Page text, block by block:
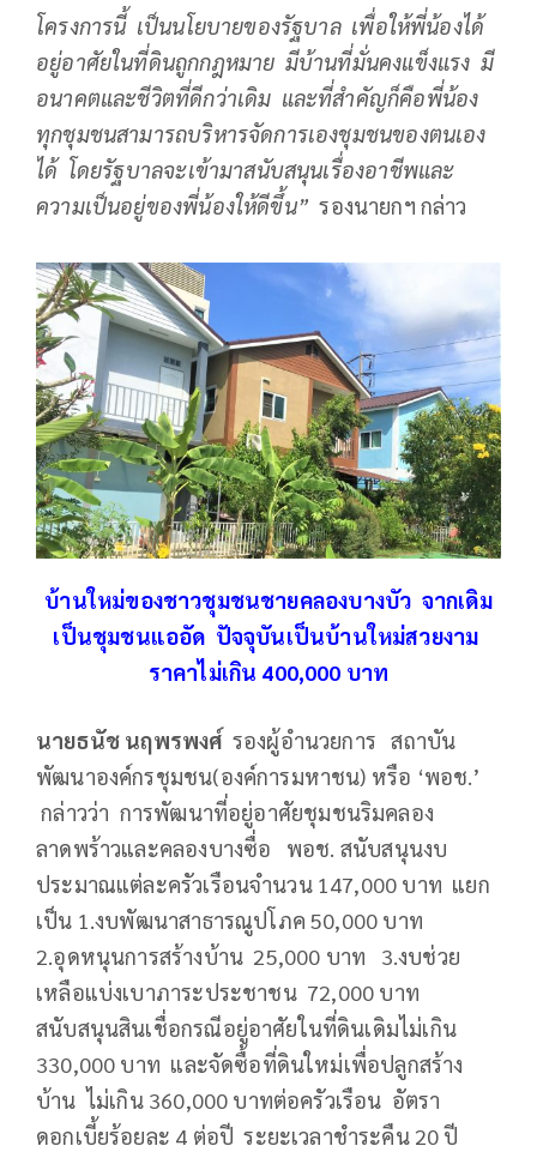
โครงการนี้ เป็นนโยบายของรัฐบาล เพื่อให้พี่น้องได้
อยู่อาศัยในที่ดินถูกกฎหมาย มีบ้านที่มั่นคงแข็งแรง มี
อนาคตและชีวิตที่ดีกว่าเดิม และที่สำคัญก็คือพี่น้อง
ทุกชุมชนสามารถบริหารจัดการเองชุมชนของตนเอง
ได้ โดยรัฐบาลจะเข้ามาสนับสนุนเรื่องอาชีพและ
ความเป็นอยู่ของพี่น้องให้ดีขึ้น” รองนายกฯ กล่าว
บ้านใหม่ของชาวชุมชนชายคลองบางบัว จากเดิม
เป็นชุมชนแออัด ปัจจุบันเป็นบ้านใหม่สวยงาม
ราคาไม่เกิน 400,000 บาท
นายธนัช นฤพรพงศ์ รองผู้อำนวยการ สถาบัน
พัฒนาองค์กรชุมชน(องค์การมหาชน) หรือ ‘พอช.’
กล่าวว่า การพัฒนาที่อยู่อาศัยชุมชนริมคลอง
ลาดพร้าวและคลองบางซื่อ พอช. สนับสนุนงบ
ประมาณแต่ละครัวเรือนจำนวน 147,000 บาท แยก
เป็น 1.งบพัฒนาสาธารณูปโภค 50,000 บาท
2.อุดหนุนการสร้างบ้าน 25,000 บาท 3.งบช่วย
เหลือแบ่งเบาภาระประชาชน 72,000 บาท
สนับสนุนสินเชื่อกรณีอยู่อาศัยในที่ดินเดิมไม่เกิน
330,000 บาท และจัดซื้อที่ดินใหม่เพื่อปลูกสร้าง
บ้าน ไม่เกิน 360,000 บาทต่อครัวเรือน อัตรา
ดอกเบี้ยร้อยละ 4 ต่อปี ระยะเวลาชำระคืน 20 ปี